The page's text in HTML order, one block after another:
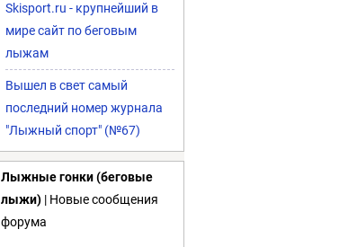
Skisport.ru - крупнейший в
мире сайт по беговым
лыжам
Вышел в свет самый
последний номер журнала
"Лыжный спорт" (№67)
Лыжные гонки (беговые
лыжи) | Новые сообщения
форума